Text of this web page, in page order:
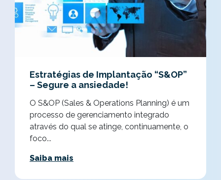
Estratégias de Implantação “S&OP”
– Segure a ansiedade!
O S&OP (Sales & Operations Planning) é um
processo de gerenciamento integrado
através do qual se atinge, continuamente, o
foco...
Saiba mais